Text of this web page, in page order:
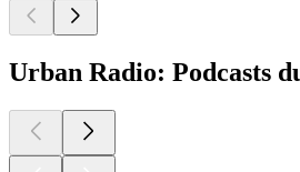
Urban Radio: Podcasts